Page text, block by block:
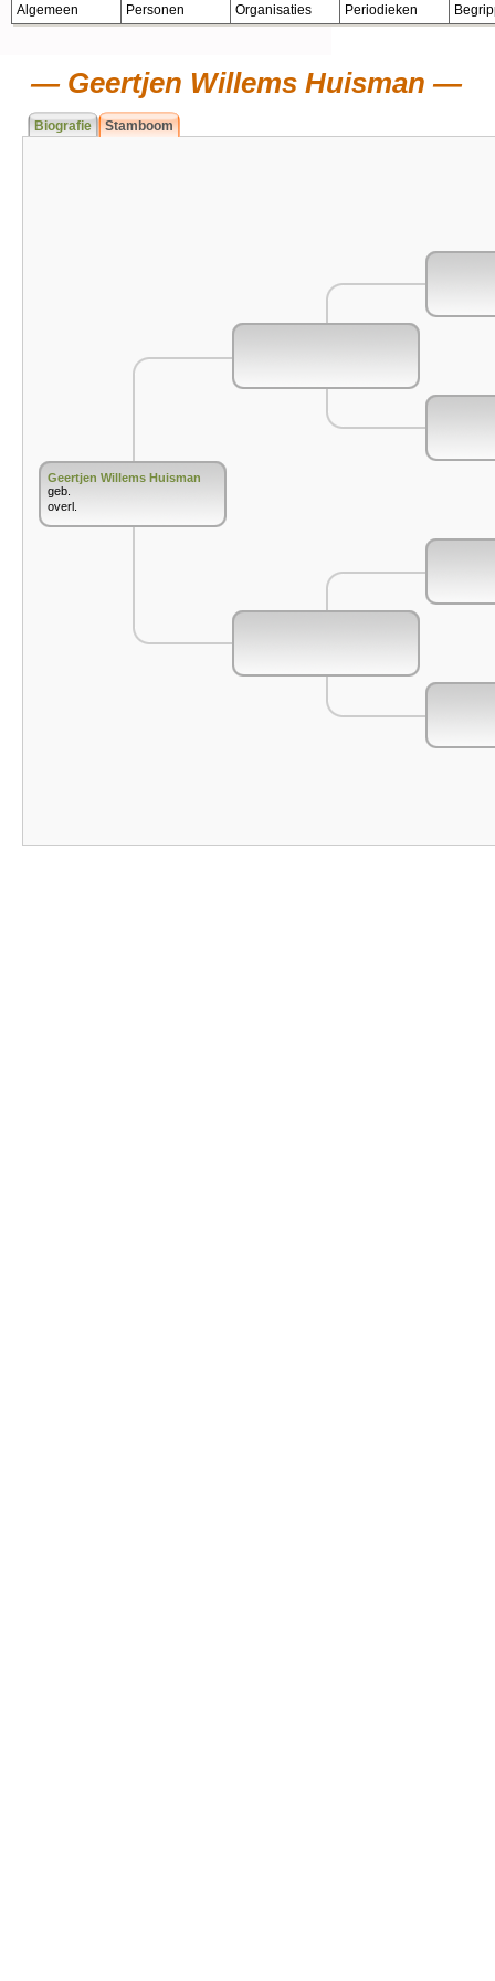
Algemeen Personen Organisaties Periodieken
Geertjen Willems Huisman
Biografie Stamboom
Geertjen Willems Huisman
geb.
overl.